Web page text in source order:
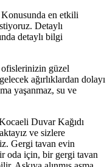
Konusunda en etkili
Detaylı
detaylı bilgi
güzel
ağırlıklardan dolayı
yaşanmaz, su ve
Duvar Kağıdı
ve sizlere
Gergi tavan evin
oda için, bir gergi tavan